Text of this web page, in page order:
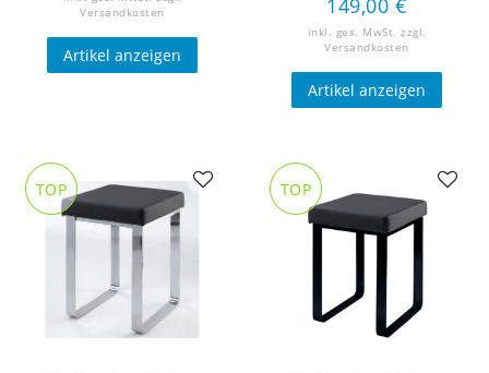
Versandkosten
Artikel anzeigen
149,00 €
inkl. ges. MwSt. zzgl.
Versandkosten
Artikel anzeigen
TOP TOP